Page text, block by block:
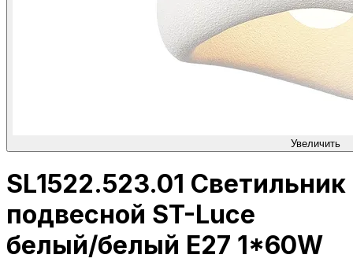
Увеличить
SL1522.523.01 Светильник
подвесной ST-Luce
белый/белый E27 1*60W